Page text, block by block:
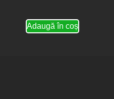
Adaugă în coș